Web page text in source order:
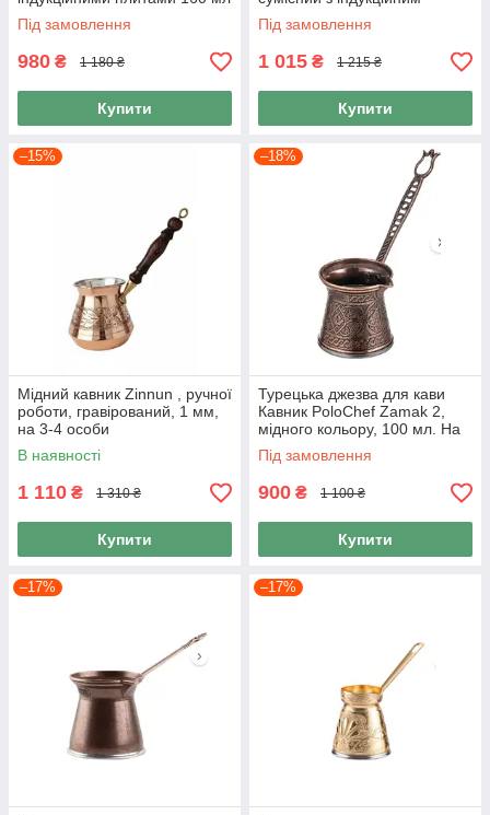
колір Мідь
Під замовлення
980 ₴ 1 180 ₴
Купити
плитами, 200 мл
Під замовлення
1 015 ₴ 1 215 ₴
Купити
–15%
Мідний кавник Zinnun , ручної
роботи, гравірований, 1 мм,
на 3-4 особи
В наявності
1 110 ₴ 1 310 ₴
Купити
–18%
Турецька джезва для кави
Кавник PoloChef Zamak 2,
мідного кольору, 100 мл. На
2 порції.
Під замовлення
900 ₴ 1 100 ₴
Купити
–17% –17%